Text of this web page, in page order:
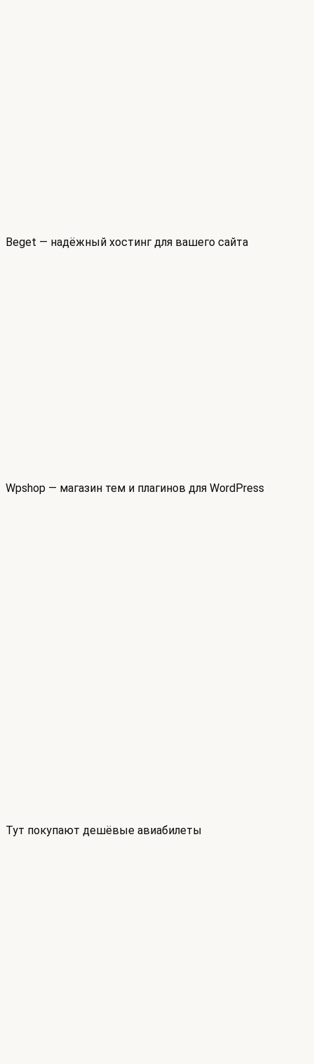
Beget — надёжный хостинг для вашего сайта
Wpshop — магазин тем и плагинов для WordPress
Тут покупают дешёвые авиабилеты